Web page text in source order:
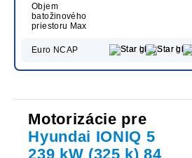
Objem
batožinového
priestoru Max
Euro NCAP
Motorizácie pre
Hyundai IONIQ 5
239 kW (325 k) 84